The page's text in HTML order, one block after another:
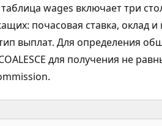
wages включает три
почасовая ставка, оклад
выплат. Для определения
для получения не